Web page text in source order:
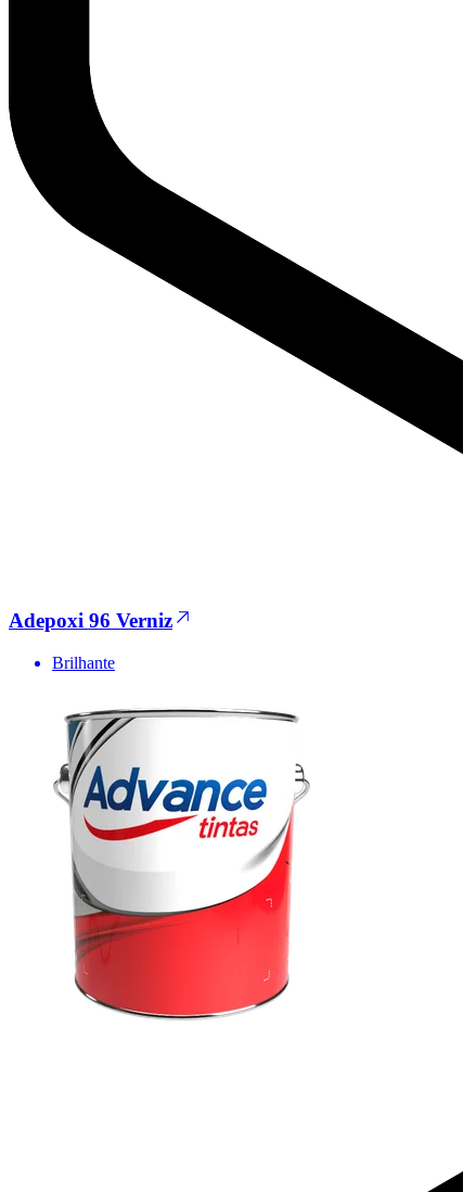
Adepoxi 96 Verniz
Brilhante